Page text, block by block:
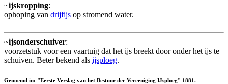
~ijskropping:
ophoping van drijfijs op stromend water.
~ijsonderschuiver:
voorzetstuk voor een vaartuig dat het ijs breekt door onder het ijs te
schuiven. Beter bekend als ijsploeg.
Genoemd in: "Eerste Verslag van het Bestuur der Vereeniging IJsploeg" 1881.